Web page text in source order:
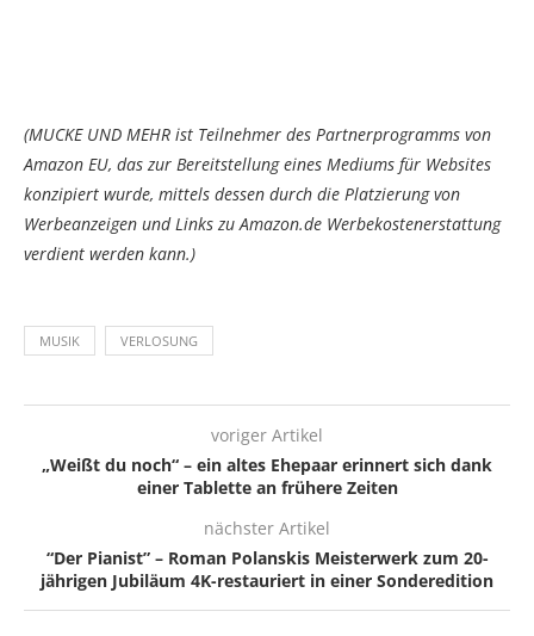
(MUCKE UND MEHR ist Teilnehmer des Partnerprogramms von
Amazon EU, das zur Bereitstellung eines Mediums für Websites
konzipiert wurde, mittels dessen durch die Platzierung von
Werbeanzeigen und Links zu Amazon.de Werbekostenerstattung
verdient werden kann.)
MUSIK VERLOSUNG
voriger Artikel
„Weißt du noch“ – ein altes Ehepaar erinnert sich dank
einer Tablette an frühere Zeiten
nächster Artikel
“Der Pianist” – Roman Polanskis Meisterwerk zum 20-
jährigen Jubiläum 4K-restauriert in einer Sonderedition